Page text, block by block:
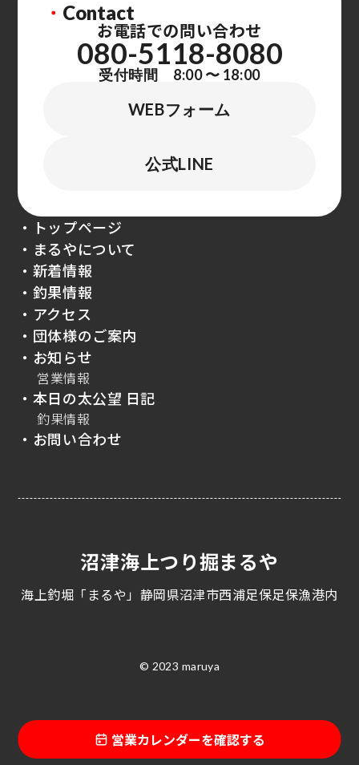
営業カレンダーを確認する
・ Contact
お電話での問い合わせ
080-5118-8080
受付時間 8:00 〜 18:00
WEBフォーム
公式LINE
・トップページ
・まるやについて
・新着情報
・釣果情報
・アクセス
・団体様のご案内
・お知らせ
営業情報
・本日の太公望 日記
釣果情報
・お問い合わせ
沼津海上つり掘まるや
海上釣堀「まるや」静岡県沼津市西浦足保足保漁港内
© 2023 maruya